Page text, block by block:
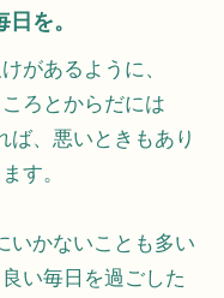
日を。
があるように、
ろとからだには
ば、悪いときもあり
ます。
いかないことも多い
い毎日を過ごした